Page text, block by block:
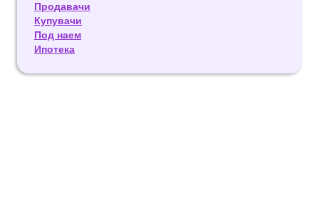
Продавачи
Купувачи
Под наем
Ипотека